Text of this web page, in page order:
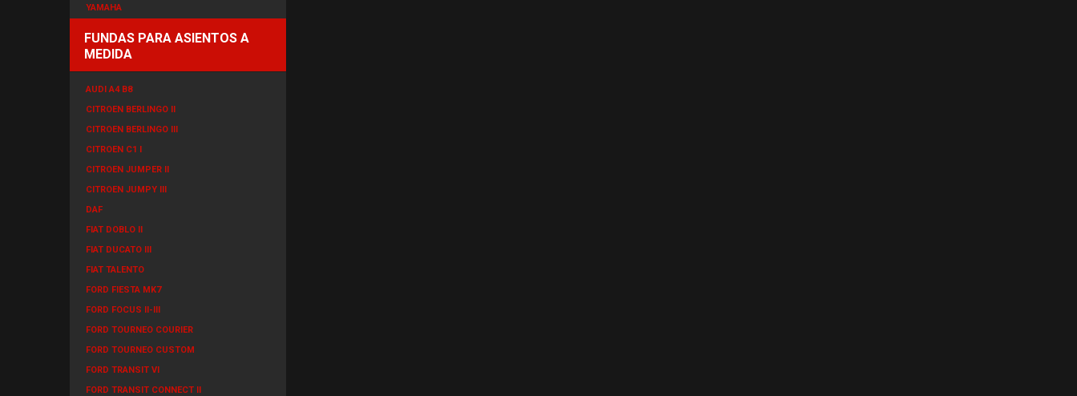
YAMAHA
FUNDAS PARA ASIENTOS A
MEDIDA
AUDI A4 B8
CITROEN BERLINGO II
CITROEN BERLINGO III
CITROEN C1 I
CITROEN JUMPER II
CITROEN JUMPY III
DAF
FIAT DOBLO II
FIAT DUCATO III
FIAT TALENTO
FORD FIESTA MK7
FORD FOCUS II-III
FORD TOURNEO COURIER
FORD TOURNEO CUSTOM
FORD TRANSIT VI
FORD TRANSIT CONNECT II